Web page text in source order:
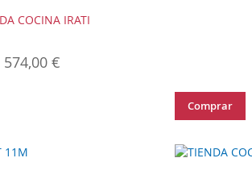
COCINA IRATI
574,00 €
Comprar